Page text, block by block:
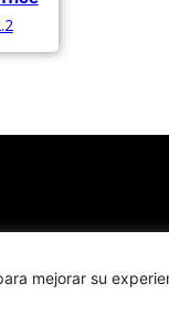
mejorar su